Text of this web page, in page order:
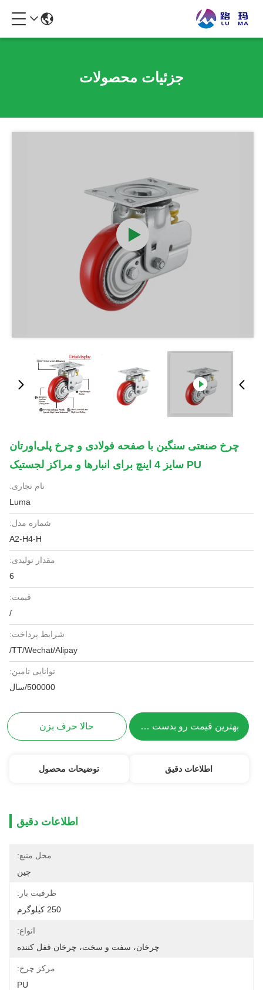
جزئیات محصولات
چرخ صنعتی سنگین با صفحه فولادی و چرخ پلی‌اورتان
PU سایز 4 اینچ برای انبارها و مراکز لجستیک
نام تجاری:
Luma
شماره مدل:
A2-H4-H
مقدار تولیدی:
6
قیمت:
/
شرایط پرداخت:
TT/Wechat/Alipay/
توانایی تامین:
500000/سال
بهترین قیمت رو بدست بیار حالا حرف بزن
اطلاعات دقیق توضیحات محصول
اطلاعات دقیق
محل منبع:
چین
ظرفیت بار:
250 کیلوگرم
انواع:
چرخان، سفت و سخت، چرخان قفل کننده
مرکز چرخ:
PU